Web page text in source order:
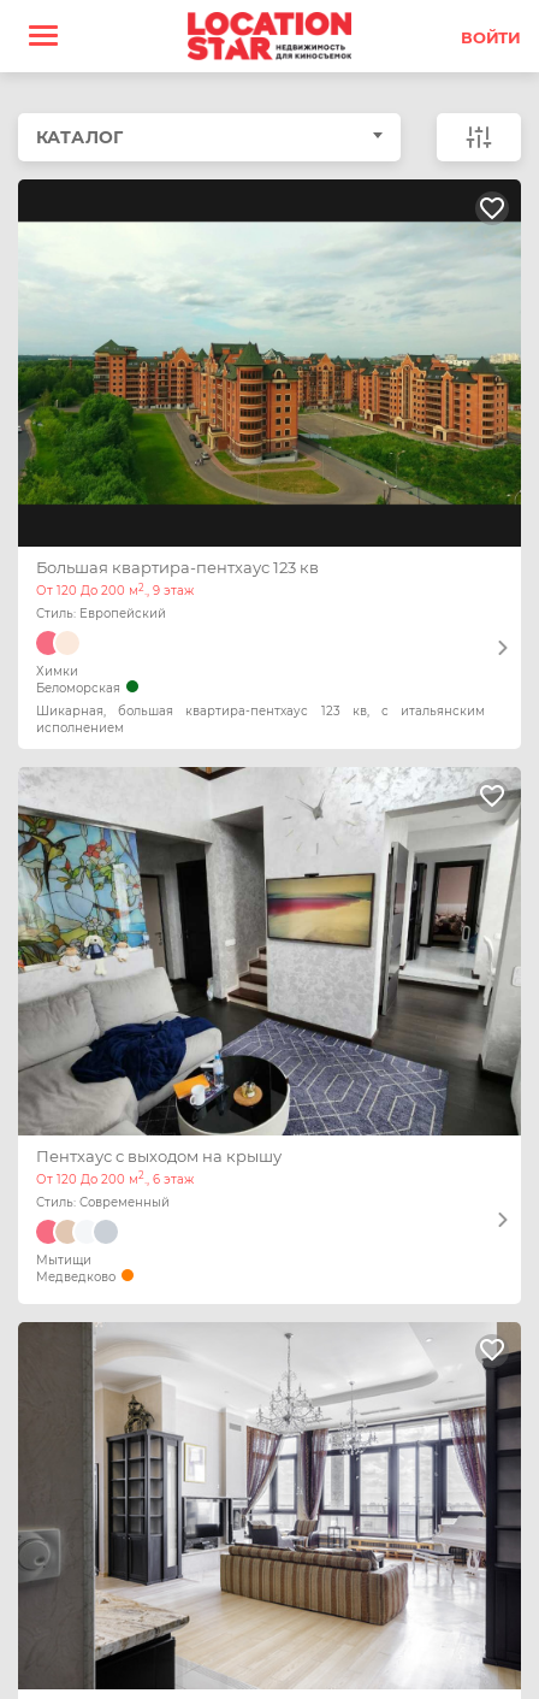
ВОЙТИ
КАТАЛОГ
Большая квартира-пентхаус 123 кв
От 120 До 200 м2., 9 этаж
Стиль: Европейский
Химки
Беломорская
Шикарная, большая квартира-пентхаус 123 кв, с итальянским
исполнением
Пентхаус с выходом на крышу
От 120 До 200 м2., 6 этаж
Стиль: Современный
Мытищи
Медведково